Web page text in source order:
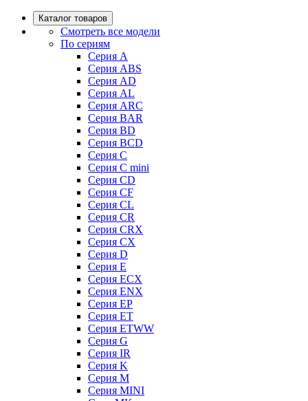
Каталог товаров
Смотреть все модели
По сериям
Серия A
Серия ABS
Серия AD
Серия AL
Серия ARC
Серия BAR
Серия BD
Серия BCD
Серия C
Серия C mini
Серия CD
Серия CF
Серия CL
Серия CR
Серия CRX
Серия CX
Серия D
Серия E
Серия ECX
Серия ENX
Серия EP
Серия ET
Серия ETWW
Серия G
Серия IR
Серия K
Серия M
Серия MINI